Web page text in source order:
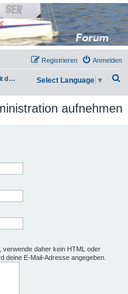
Anmelden
Registrieren
Kontakt mit der Board-Administration aufnehmen
c
Select Language ▼
aufnehmen
daher kein HTML oder
deine E-Mail-Adresse angegeben.